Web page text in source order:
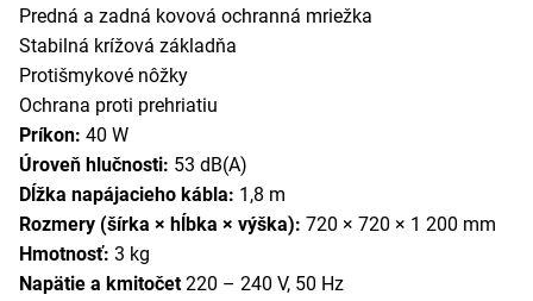
Predná a zadná kovová ochranná mriežka
Stabilná krížová základňa
Protišmykové nôžky
Ochrana proti prehriatiu
Príkon: 40 W
Úroveň hlučnosti: 53 dB(A)
Dĺžka napájacieho kábla: 1,8 m
Rozmery (šírka × hĺbka × výška): 720 × 720 × 1 200 mm
Hmotnosť: 3 kg
Napätie a kmitočet220 – 240 V, 50 Hz